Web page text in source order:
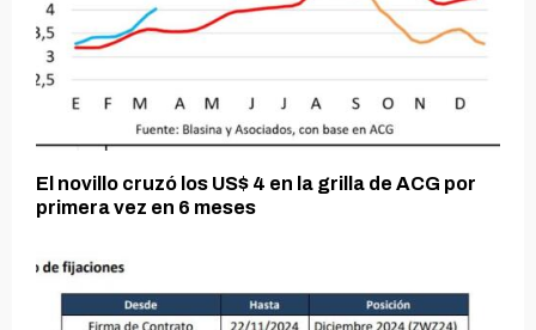
El novillo cruzó los US$ 4 en la grilla de ACG por
primera vez en 6 meses